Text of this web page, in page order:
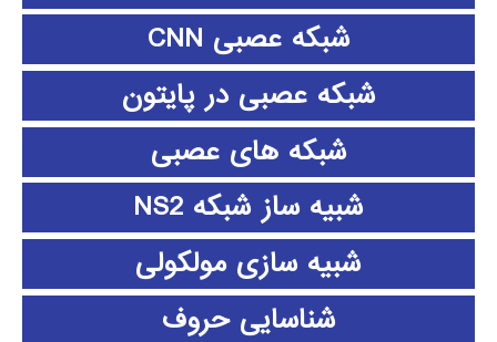
شبکه عصبی CNN
شبکه عصبی در پایتون
شبکه های عصبی
شبیه ساز شبکه NS2
شبیه سازی مولکولی
شناسایی حروف